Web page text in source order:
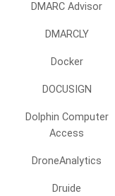
DMARC Advisor
DMARCLY
Docker
DOCUSIGN
Dolphin Computer
Access
DroneAnalytics
Druide